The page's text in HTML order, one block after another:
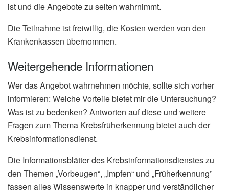
ist und die Angebote zu selten wahrnimmt.
Die Teilnahme ist freiwillig, die Kosten werden von den
Krankenkassen übernommen.
Weitergehende Informationen
Wer das Angebot wahrnehmen möchte, sollte sich vorher
informieren: Welche Vorteile bietet mir die Untersuchung?
Was ist zu bedenken? Antworten auf diese und weitere
Fragen zum Thema Krebsfrüherkennung bietet auch der
Krebsinformationsdienst.
Die Informationsblätter des Krebsinformationsdienstes zu
den Themen „Vorbeugen“, „Impfen“ und „Früherkennung”
fassen alles Wissenswerte in knapper und verständlicher